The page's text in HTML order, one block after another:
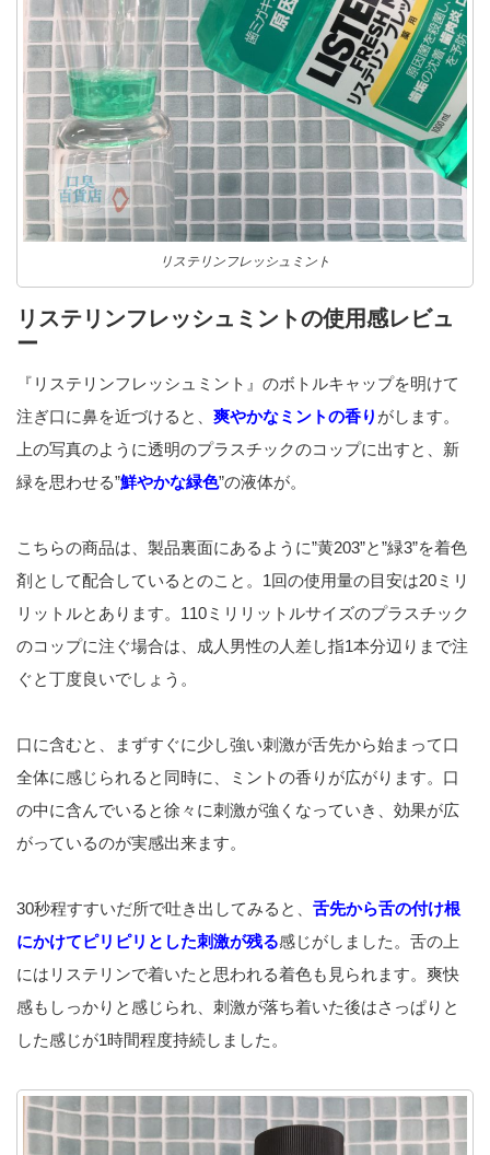
リステリンフレッシュミント
リステリンフレッシュミントの使用感レビュ
ー
『リステリンフレッシュミント』のボトルキャップを明けて
注ぎ口に鼻を近づけると、 爽やかなミントの香り がします。
上の写真のように透明のプラスチックのコップに出すと、新
緑を思わせる”鮮やかな緑色”の液体が。
こちらの商品は、製品裏面にあるように”黄203”と”緑3”を着色
剤として配合しているとのこと。1回の使用量の目安は20ミリ
リットルとあります。110ミリリットルサイズのプラスチック
のコップに注ぐ場合は、成人男性の人差し指1本分辺りまで注
ぐと丁度良いでしょう。
口に含むと、まずすぐに少し強い刺激が舌先から始まって口
全体に感じられると同時に、ミントの香りが広がります。口
の中に含んでいると徐々に刺激が強くなっていき、効果が広
がっているのが実感出来ます。
30秒程すすいだ所で吐き出してみると、 舌先から舌の付け根
にかけてピリピリとした刺激が残る感じがしました。舌の上
にはリステリンで着いたと思われる着色も見られます。爽快
感もしっかりと感じられ、刺激が落ち着いた後はさっぱりと
した感じが1時間程度持続しました。